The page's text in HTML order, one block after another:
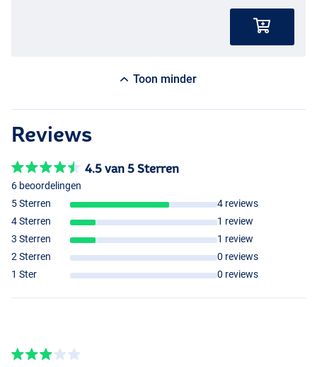
Toon minder
Reviews
4.5 van 5 Sterren
6 beoordelingen
5 Sterren
4 reviews
4 Sterren
1 review
3 Sterren
1 review
2 Sterren
0 reviews
1 Ster
0 reviews